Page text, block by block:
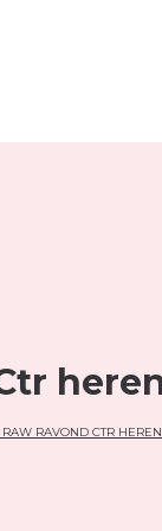
RAW RAVOND CTR